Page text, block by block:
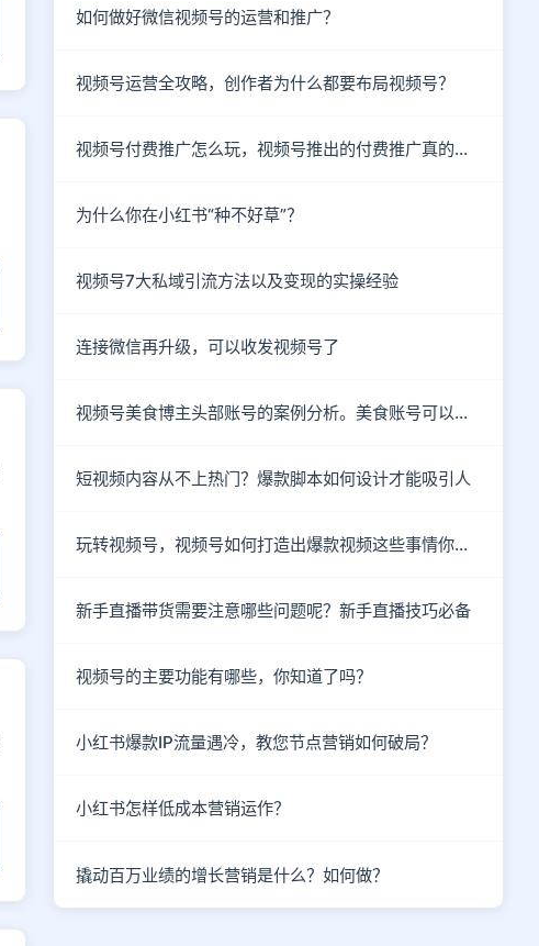
如何做好微信视频号的运营和推广？
视频号运营全攻略，创作者为什么都要布局视频号？
视频号付费推广怎么玩，视频号推出的付费推广真的有效吗？
为什么你在小红书“种不好草”？
视频号7大私域引流方法以及变现的实操经验
连接微信再升级，可以收发视频号了
视频号美食博主头部账号的案例分析。美食账号可以做哪些类型的内容？
短视频内容从不上热门？爆款脚本如何设计才能吸引人
玩转视频号，视频号如何打造出爆款视频这些事情你知道了吗？
新手直播带货需要注意哪些问题呢？新手直播技巧必备
视频号的主要功能有哪些，你知道了吗？
小红书爆款IP流量遇冷，教您节点营销如何破局？
小红书怎样低成本营销运作？
撬动百万业绩的增长营销是什么？如何做？